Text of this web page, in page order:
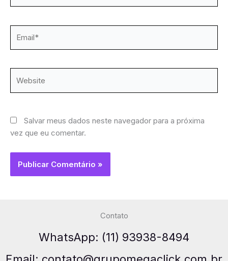
Salvar meus dados neste navegador para a próxima
vez que eu comentar.
Contato
WhatsApp: (11) 93938-8494